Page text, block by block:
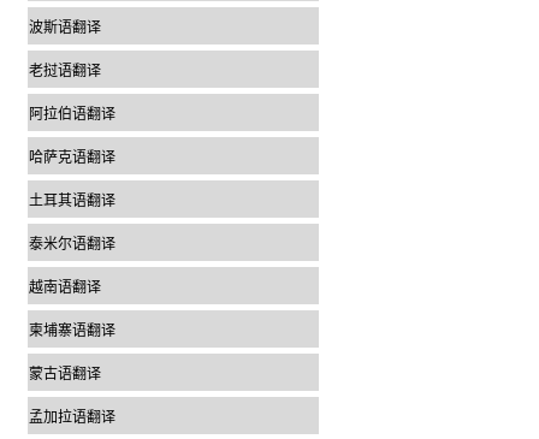
波斯语翻译
老挝语翻译
阿拉伯语翻译
哈萨克语翻译
土耳其语翻译
泰米尔语翻译
越南语翻译
柬埔寨语翻译
蒙古语翻译
孟加拉语翻译